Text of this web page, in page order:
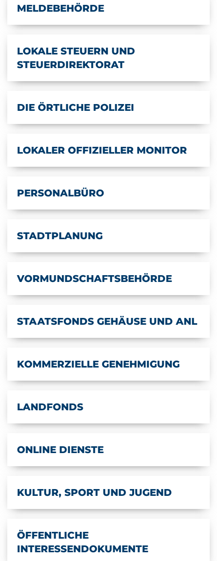
MELDEBEHÖRDE
LOKALE STEUERN UND
STEUERDIREKTORAT
DIE ÖRTLICHE POLIZEI
LOKALER OFFIZIELLER MONITOR
PERSONALBÜRO
STADTPLANUNG
VORMUNDSCHAFTSBEHÖRDE
STAATSFONDS GEHÄUSE UND ANL
KOMMERZIELLE GENEHMIGUNG
LANDFONDS
ONLINE DIENSTE
KULTUR, SPORT UND JUGEND
ÖFFENTLICHE
INTERESSENDOKUMENTE